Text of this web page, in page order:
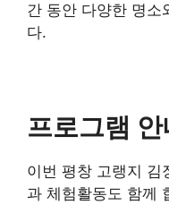
간 동안 다양한 명소
다.
프로그램 안
이번 평창 고랭지 김
과 체험활동도 함께